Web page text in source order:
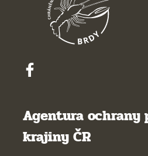
Agentura ochrany
krajiny ČR